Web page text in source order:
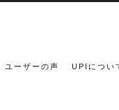
ユーザーの声 UPIについ